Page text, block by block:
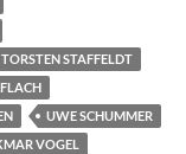
TORSTEN STAFFELDT
UWE SCHUMMER
VOGEL